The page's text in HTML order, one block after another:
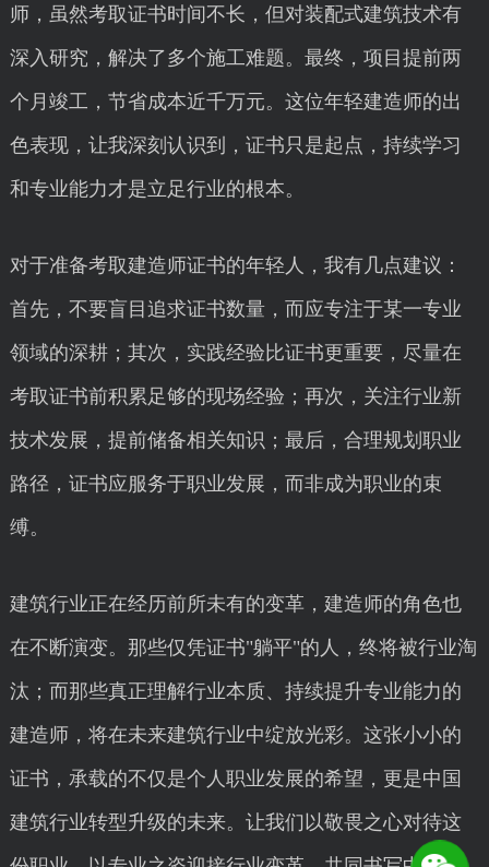
师，虽然考取证书时间不长，但对装配式建筑技术有
深入研究，解决了多个施工难题。最终，项目提前两
个月竣工，节省成本近千万元。这位年轻建造师的出
色表现，让我深刻认识到，证书只是起点，持续学习
和专业能力才是立足行业的根本。
对于准备考取建造师证书的年轻人，我有几点建议：
首先，不要盲目追求证书数量，而应专注于某一专业
领域的深耕；其次，实践经验比证书更重要，尽量在
考取证书前积累足够的现场经验；再次，关注行业新
技术发展，提前储备相关知识；最后，合理规划职业
路径，证书应服务于职业发展，而非成为职业的束
缚。
建筑行业正在经历前所未有的变革，建造师的角色也
在不断演变。那些仅凭证书"躺平"的人，终将被行业淘
汰；而那些真正理解行业本质、持续提升专业能力的
建造师，将在未来建筑行业中绽放光彩。这张小小的
证书，承载的不仅是个人职业发展的希望，更是中国
建筑行业转型升级的未来。让我们以敬畏之心对待这